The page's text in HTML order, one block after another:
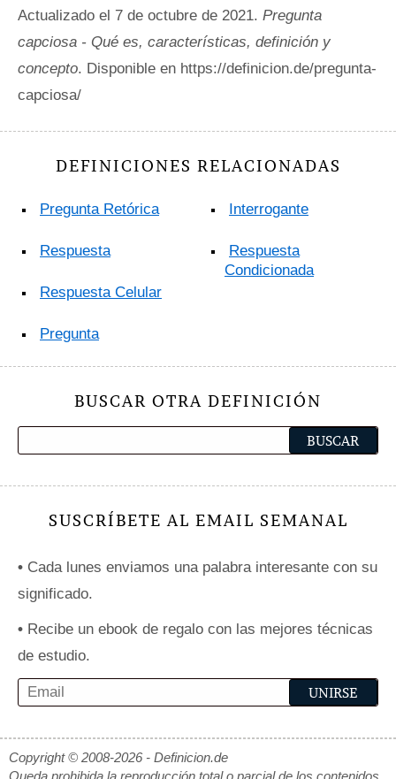
Actualizado el 7 de octubre de 2021. Pregunta
capciosa - Qué es, características, definición y
concepto. Disponible en https://definicion.de/pregunta-
capciosa/
DEFINICIONES RELACIONADAS
Pregunta Retórica
Respuesta
Respuesta Celular
Pregunta
Interrogante
Respuesta
Condicionada
BUSCAR OTRA DEFINICIÓN
SUSCRÍBETE AL EMAIL SEMANAL
• Cada lunes enviamos una palabra interesante con su
significado.
• Recibe un ebook de regalo con las mejores técnicas
de estudio.
Copyright © 2008-2026 - Definicion.de